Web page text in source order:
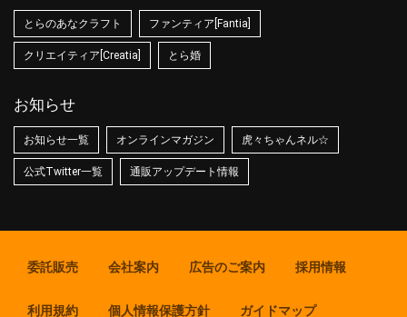
とらのあなクラフト ファンティア[Fantia]
クリエイティア[Creatia] とら婚
お知らせ
お知らせ一覧 オンラインマガジン 虎々ちゃんネル☆
公式Twitter一覧 通販アップデート情報
委託販売 会社案内 広告のご案内 採用情報
利用規約 個人情報保護方針 ガイドマップ